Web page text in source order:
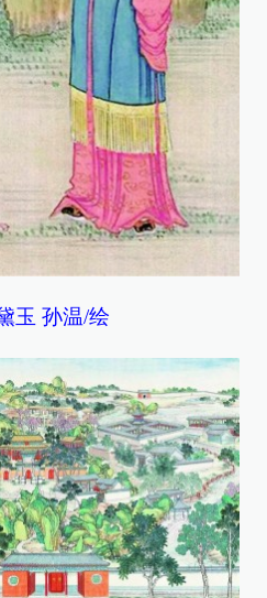
玉 孙温/绘